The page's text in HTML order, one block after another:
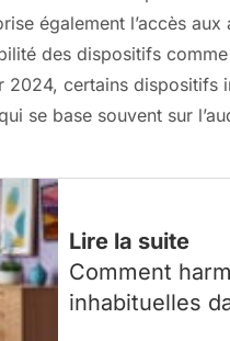
également l’accès
des dispositifs comme
2024, certains dispositifs
se base souvent sur
Lire la suite
Comment
inhabituelles